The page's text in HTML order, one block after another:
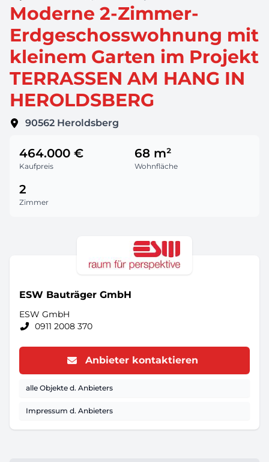
Moderne 2-Zimmer-
Erdgeschosswohnung mit
kleinem Garten im Projekt
TERRASSEN AM HANG IN
HEROLDSBERG
90562 Heroldsberg
Kaufpreis
464.000 €
Wohnfläche
68 m²
Zimmer
2
ESW Bauträger GmbH
ESW GmbH
0911 2008 370
Anbieter kontaktieren
alle Objekte d. Anbieters
Impressum d. Anbieters